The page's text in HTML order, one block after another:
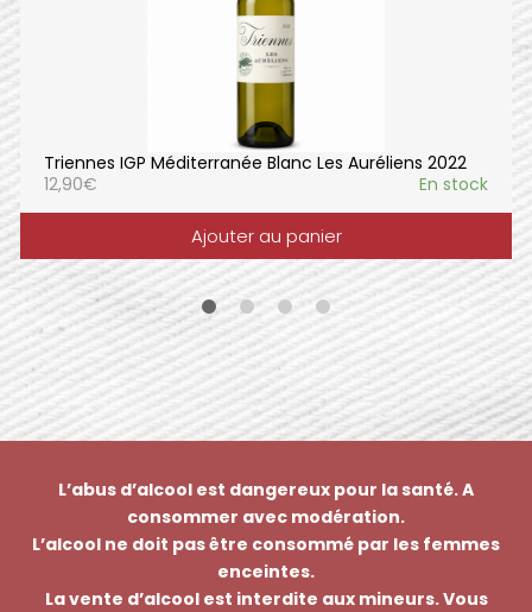
Triennes IGP Méditerranée Blanc Les Auréliens 2022
12,90€ En stock
Ajouter au panier
L’abus d’alcool est dangereux pour la santé. A
consommer avec modération.
L’alcool ne doit pas être consommé par les femmes
enceintes.
La vente d’alcool est interdite aux mineurs. Vous